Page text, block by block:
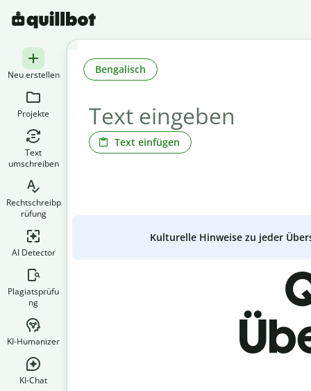
Neu erstellen
Projekte
Text
umschreiben
Rechtschreibp
rüfung
AI Detector
Plagiatsprüfu
ng
KI-Humanizer
KI-Chat
Text einfügen
Bengalisch
Kulturelle Hinweise zu jeder